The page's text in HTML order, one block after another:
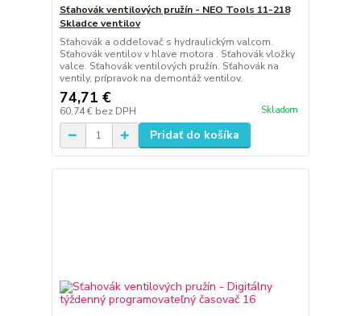
Sťahovák ventilových pružín - NEO Tools 11-218
Skladce ventilov
Sťahovák a oddeľovač s hydraulickým valcom.
Sťahovák ventilov v hlave motora . Sťahovák vložky
valce. Sťahovák ventilových pružín. Sťahovák na
ventily, prípravok na demontáž ventilov.
74,71 €
60,74 € bez DPH Skladom
Pridať do košíka